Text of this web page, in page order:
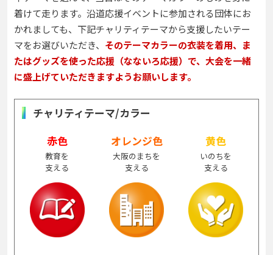
着けて走ります。沿道応援イベントに参加される団体にお
かれましても、下記チャリティテーマから支援したいテー
マをお選びいただき、 そのテーマカラーの衣装を着用、ま
たはグッズを使った応援（なないろ応援）で、大会を一緒
に盛上げていただきますようお願いします。
チャリティテーマ/カラー
赤色
教育を
支える
オレンジ色
大阪のまちを
支える
黄色
いのちを
支える